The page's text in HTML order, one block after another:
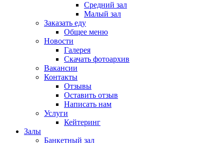
Средний зал
Малый зал
Заказать еду
Общее меню
Новости
Галерея
Скачать фотоархив
Вакансии
Контакты
Отзывы
Оставить отзыв
Написать нам
Услуги
Кейтеринг
Залы
Банкетный зал